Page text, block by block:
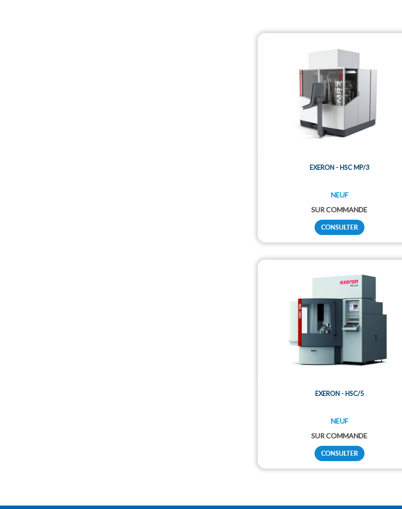
EXERON - HSC MP/3
NEUF
SUR COMMANDE
EXERON - HSC/5
NEUF
SUR COMMANDE